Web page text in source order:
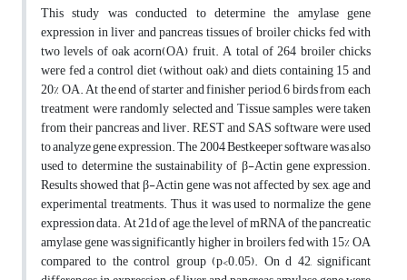
This study was conducted to determine the amylase gene
expression in liver and pancreas tissues of broiler chicks fed with
two levels of oak acorn(OA) fruit. A total of 264 broiler chicks
were fed a control diet (without oak) and diets containing 15 and
20% OA. At the end of starter and finisher period, 6 birds from each
treatment were randomly selected and Tissue samples were taken
from their pancreas and liver. REST and SAS software were used
to analyze gene expression. The 2004 Bestkeeper software was also
used to determine the sustainability of β-Actin gene expression.
Results showed that β-Actin gene was not affected by sex, age and
experimental treatments. Thus, it was used to normalize the gene
expression data. At 21d of age, the level of mRNA of the pancreatic
amylase gene was significantly higher in broilers fed with 15% OA
compared to the control group (p<0.05). On d 42, significant